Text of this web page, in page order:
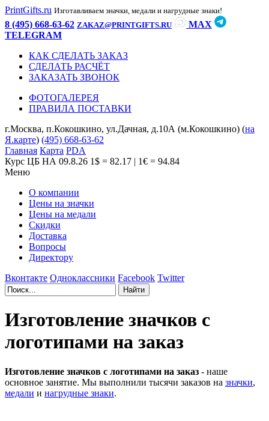
PrintGifts.ru Изготавливаем значки, медали и нагрудные знаки!
8 (495) 668-63-62 ZAKAZ@PRINTGIFTS.RU
MAX
TELEGRAM
КАК СДЕЛАТЬ ЗАКАЗ
СДЕЛАТЬ РАСЧЁТ
ЗАКАЗАТЬ ЗВОНОК
ФОТОГАЛЕРЕЯ
ПРАВИЛА ПОСТАВКИ
г.Москва, п.Кокошкино, ул.Дачная, д.10А (м.Кокошкино) (на
Я.карте) (495) 668-63-62
Главная Карта PDA
Курс ЦБ НА 09.8.26 1$ = 82.17 | 1€ = 94.84
Меню
О компании
Цены на значки
Цены на медали
Скидки
Доставка
Вопросы
Директору
Вконтакте Одноклассники Facebook Twitter
Изготовление значков с
логотипами на заказ
Изготовление значков с логотипами на заказ - наше
основное занятие. Мы выполнили тысячи заказов на значки,
медали и нагрудные знаки.